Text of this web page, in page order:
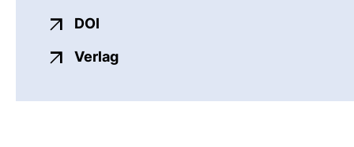
DOI
Verlagexterner Link, öffnet neues